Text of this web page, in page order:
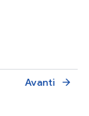
Avanti arrow_forward